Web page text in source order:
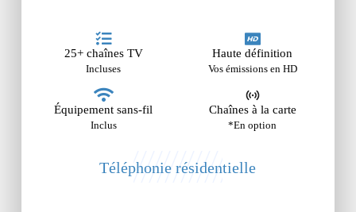
25+ chaînes TV
Incluses
Haute définition
Vos émissions en HD
Équipement sans-fil
Inclus
Chaînes à la carte
*En option
Téléphonie résidentielle